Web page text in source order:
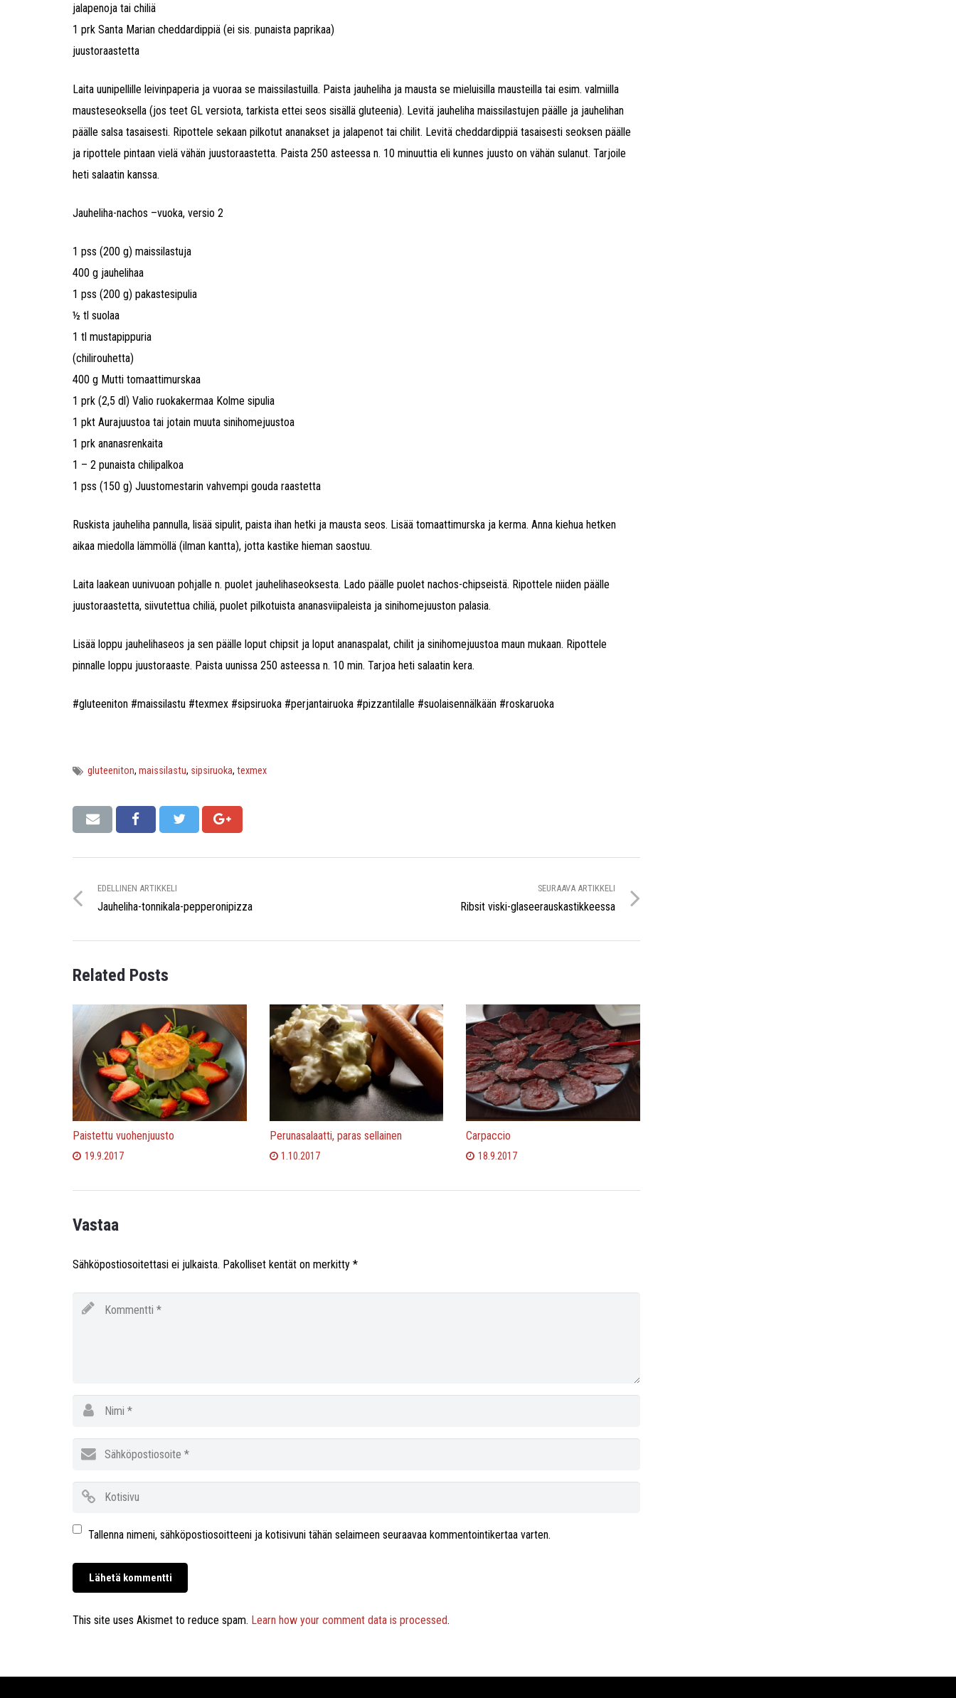
jalapenoja tai chiliä
1 prk Santa Marian cheddardippiä (ei sis. punaista paprikaa)
juustoraastetta
Laita uunipellille leivinpaperia ja vuoraa se maissilastuilla. Paista jauheliha ja mausta se mieluisilla mausteilla tai esim. valmiilla
mausteseoksella (jos teet GL versiota, tarkista ettei seos sisällä gluteenia). Levitä jauheliha maissilastujen päälle ja jauhelihan
päälle salsa tasaisesti. Ripottele sekaan pilkotut ananakset ja jalapenot tai chilit. Levitä cheddardippiä tasaisesti seoksen päälle
ja ripottele pintaan vielä vähän juustoraastetta. Paista 250 asteessa n. 10 minuuttia eli kunnes juusto on vähän sulanut. Tarjoile
heti salaatin kanssa.
Jauheliha-nachos –vuoka, versio 2
1 pss (200 g) maissilastuja
400 g jauhelihaa
1 pss (200 g) pakastesipulia
½ tl suolaa
1 tl mustapippuria
(chilirouhetta)
400 g Mutti tomaattimurskaa
1 prk (2,5 dl) Valio ruokakermaa Kolme sipulia
1 pkt Aurajuustoa tai jotain muuta sinihomejuustoa
1 prk ananasrenkaita
1 – 2 punaista chilipalkoa
1 pss (150 g) Juustomestarin vahvempi gouda raastetta
Ruskista jauheliha pannulla, lisää sipulit, paista ihan hetki ja mausta seos. Lisää tomaattimurska ja kerma. Anna kiehua hetken
aikaa miedolla lämmöllä (ilman kantta), jotta kastike hieman saostuu.
Laita laakean uunivuoan pohjalle n. puolet jauhelihaseoksesta. Lado päälle puolet nachos-chipseistä. Ripottele niiden päälle
juustoraastetta, siivutettua chiliä, puolet pilkotuista ananasviipaleista ja sinihomejuuston palasia.
Lisää loppu jauhelihaseos ja sen päälle loput chipsit ja loput ananaspalat, chilit ja sinihomejuustoa maun mukaan. Ripottele
pinnalle loppu juustoraaste. Paista uunissa 250 asteessa n. 10 min. Tarjoa heti salaatin kera.
#gluteeniton #maissilastu #texmex #sipsiruoka #perjantairuoka #pizzantilalle #suolaisennälkään #roskaruoka
gluteeniton,maissilastu, sipsiruoka,texmex
EDELLINEN ARTIKKELI
Jauheliha-tonnikala-pepperonipizza
SEURAAVA ARTIKKELI
Ribsit viski-glaseerauskastikkeessa
Related Posts
Paistettu vuohenjuusto
19.9.2017
Perunasalaatti, paras sellainen
1.10.2017
Carpaccio
18.9.2017
Vastaa
Sähköpostiosoitettasi ei julkaista. Pakolliset kentät on merkitty *
Tallenna nimeni, sähköpostiosoitteeni ja kotisivuni tähän selaimeen seuraavaa kommentointikertaa varten.
This site uses Akismet to reduce spam. Learn how your comment data is processed.